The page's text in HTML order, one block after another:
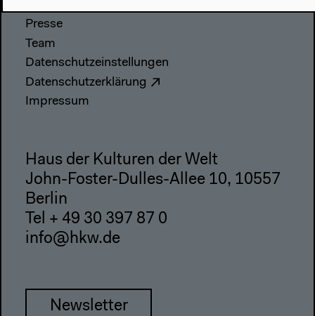
Presse
Team
Datenschutzeinstellungen
Datenschutzerklärung
Impressum
Haus der Kulturen der Welt
John-Foster-Dulles-Allee 10, 10557
Berlin
Tel + 49 30 397 87 0
info@hkw.de
Newsletter